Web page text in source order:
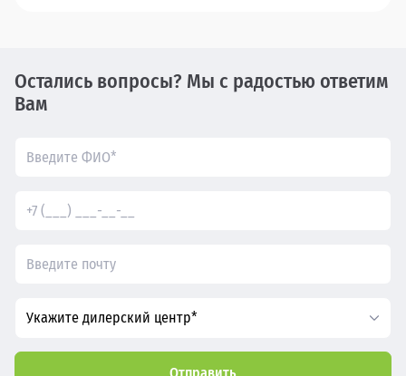
Остались вопросы? Мы с радостью ответим
Вам
Укажите дилерский центр*